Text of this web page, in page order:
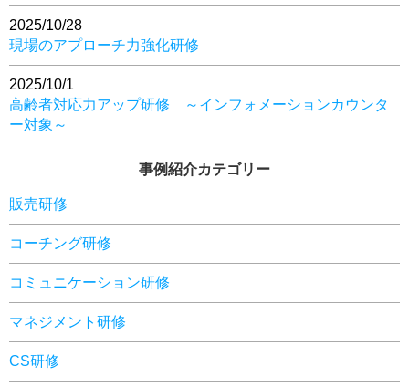
2025/10/28
現場のアプローチ力強化研修
2025/10/1
高齢者対応力アップ研修 ～インフォメーションカウンタ
ー対象～
事例紹介カテゴリー
販売研修
コーチング研修
コミュニケーション研修
マネジメント研修
CS研修